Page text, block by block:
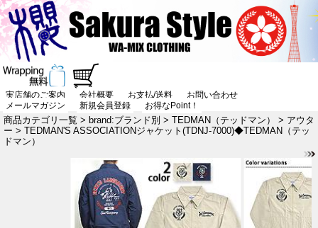
実店舗のご案内 会社概要 お支払/送料
お問い合わせ
メールマガジン
新規会員登録 お得なPoint！
商品カテゴリ一覧 > brand:ブランド別 > TEDMAN（テッドマン） > アウタ
ー > TEDMAN'S ASSOCIATIONジャケット(TDNJ-7000)◆TEDMAN（テッ
ドマン）